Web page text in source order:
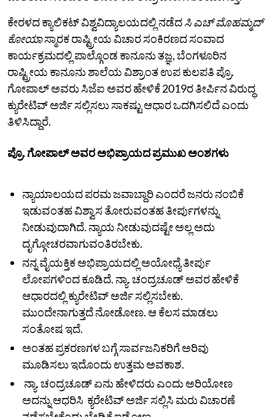
ಕೇರಳದ ಕ್ಯಾಲಿಕಟ್ ವಿಶ್ವವಿದ್ಯಾಲಯದಲ್ಲಿ ನಡೆದಸಿ ಎಚ್ ಮೊಹಮ್ಮದ್
ಕೋಯಾಸ್ಮಾರಕ ರಾಷ್ಟ್ರೀಯ ವಿಚಾರ ಸಂಕಿರಣದ ಸಂವಾದ
ಕಾರ್ಯಕ್ರಮದಲ್ಲಿ ಪಾಲ್ಗೊಂಡ ಕಾನೂನು ತಜ್ಞ, ಬೆಂಗಳೂರಿನ
ರಾಷ್ಟ್ರೀಯ ಕಾನೂನು ಶಾಲೆಯ ವಿಶ್ರಾಂತ ಉಪ ಕುಲಪತಿ ಪ್ರೊ.
ಗೋಪಾಲ್‌ ಅವರು ಸಿಜೆಐ ಅವರ ಹೇಳಿಕೆ 2019ರ ತೀರ್ಪಿನ ವಿರುದ್ಧ
ಕ್ಯುರೇಟಿವ್ ಅರ್ಜಿ ಸಲ್ಲಿಸಲು ಸಾಕಷ್ಟು ಆಧಾರ ಒದಗಿಸಲಿದೆ ಎಂದು
ತಿಳಿಸಿದ್ದಾರೆ.
ಪ್ರೊ. ಗೋಪಾಲ್ ಅವರ ಅಭಿಪ್ರಾಯದ ಪ್ರಮುಖ ಅಂಶಗಳು
ನ್ಯಾಯಾಲಯದ ಪರಮ ಜವಾಬ್ದಾರಿ ಎಂದರೆ ಜನರು ನಂಬಿಕೆ
ಇಡುವಂತಹ ವಿಶ್ವಾಸ ತೋರುವಂತಹ ತೀರ್ಪುಗಳನ್ನು
ನೀಡುವುದಾಗಿದೆ. ನ್ಯಾಯ ನೀಡುವುದಷ್ಟೇ ಅಲ್ಲ ಅದು
ದೃಗ್ಗೋಚರವಾಗುವಂತಿರಬೇಕು.
ನನ್ನ ವೈಯಕ್ತಿಕ ಅಭಿಪ್ರಾಯದಲ್ಲಿ ಅಯೋಧ್ಯೆ ತೀರ್ಪು
ಲೋಪಗಳಿಂದ ಕೂಡಿದೆ. ನ್ಯಾ. ಚಂದ್ರಚೂಡ್‌ ಅವರ ಹೇಳಿಕೆ
ಆಧಾರದಲ್ಲಿ ಕ್ಯುರೇಟಿವ್‌ ಅರ್ಜಿ ಸಲ್ಲಿಸಬೇಕು.
ಮುಂದೇನಾಗುತ್ತದೆ ನೋಡೋಣ. ಆ ಕೆಲಸ ಮಾಡಲು
ಸಂತೋಷ ಇದೆ.
ಅಂತಹ ಪ್ರಕರಣಗಳ ಬಗ್ಗೆ ಸಾರ್ವಜನಿಕರಿಗೆ ಅರಿವು
ಮೂಡಿಸಲು ಇದೊಂದು ಉತ್ತಮ ಅವಕಾಶ.
ನ್ಯಾ. ಚಂದ್ರಚೂಡ್‌ ಏನು ಹೇಳಿದರು ಎಂದು ಅರಿಯೋಣ
ಅದನ್ನು ಆಧರಿಸಿ ಕ್ಯರೇಟಿವ್‌ ಅರ್ಜಿ ಸಲ್ಲಿಸಿ ಮರು ವಿಚಾರಣೆ